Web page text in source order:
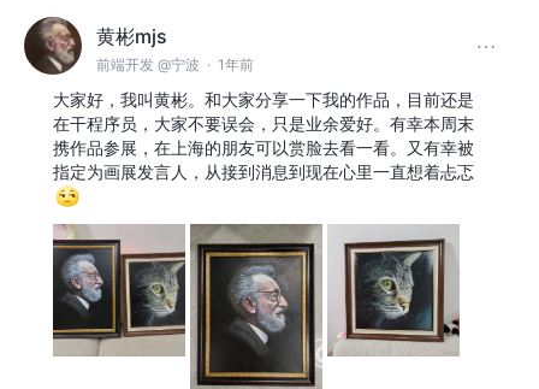
黄彬mjs
前端开发 @宁波 · 1年前
大家好，我叫黄彬。和大家分享一下我的作品，目前还是
在干程序员，大家不要误会，只是业余爱好。有幸本周末
携作品参展，在上海的朋友可以赏脸去看一看。又有幸被
指定为画展发言人，从接到消息到现在心里一直想着忐忑